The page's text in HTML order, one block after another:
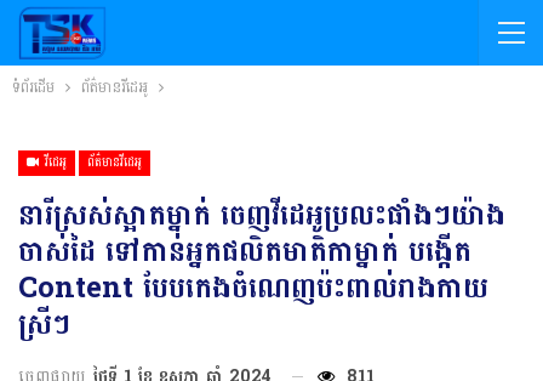
ទំព័រដើម ព័ត៌មានវីដេអូ
វីដេអូ ព័ត៌មានវីដេអូ
នារីស្រស់ស្អាតម្នាក់ ចេញវីដេអូប្រលះផាំងៗយ៉ាង
ចាស់ដៃ ទៅកាន់អ្នកផលិតមាតិកាម្នាក់ បង្កើត
Content បែបកេងចំណេញប៉ះពាល់រាងកាយ
ស្រីៗ